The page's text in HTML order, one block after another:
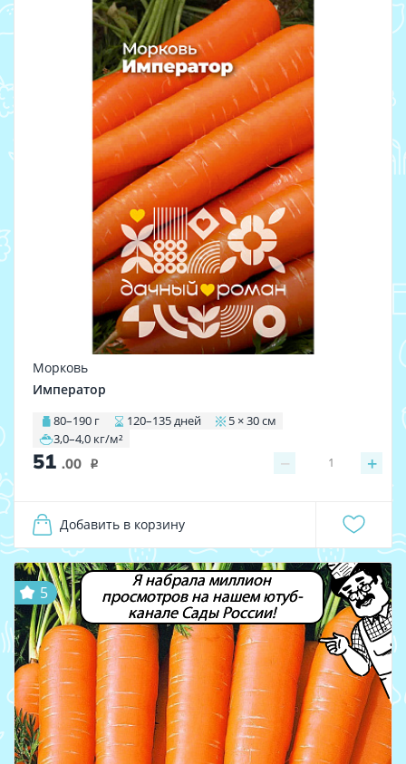
Морковь
Император
80–190 г 120–135 дней
5 × 30 см
3,0–4,0 кг/м²
51 .00 i − +
1
Добавить в корзину
Я набрала миллион
просмотров на нашем ютуб-
канале Сады России!
5